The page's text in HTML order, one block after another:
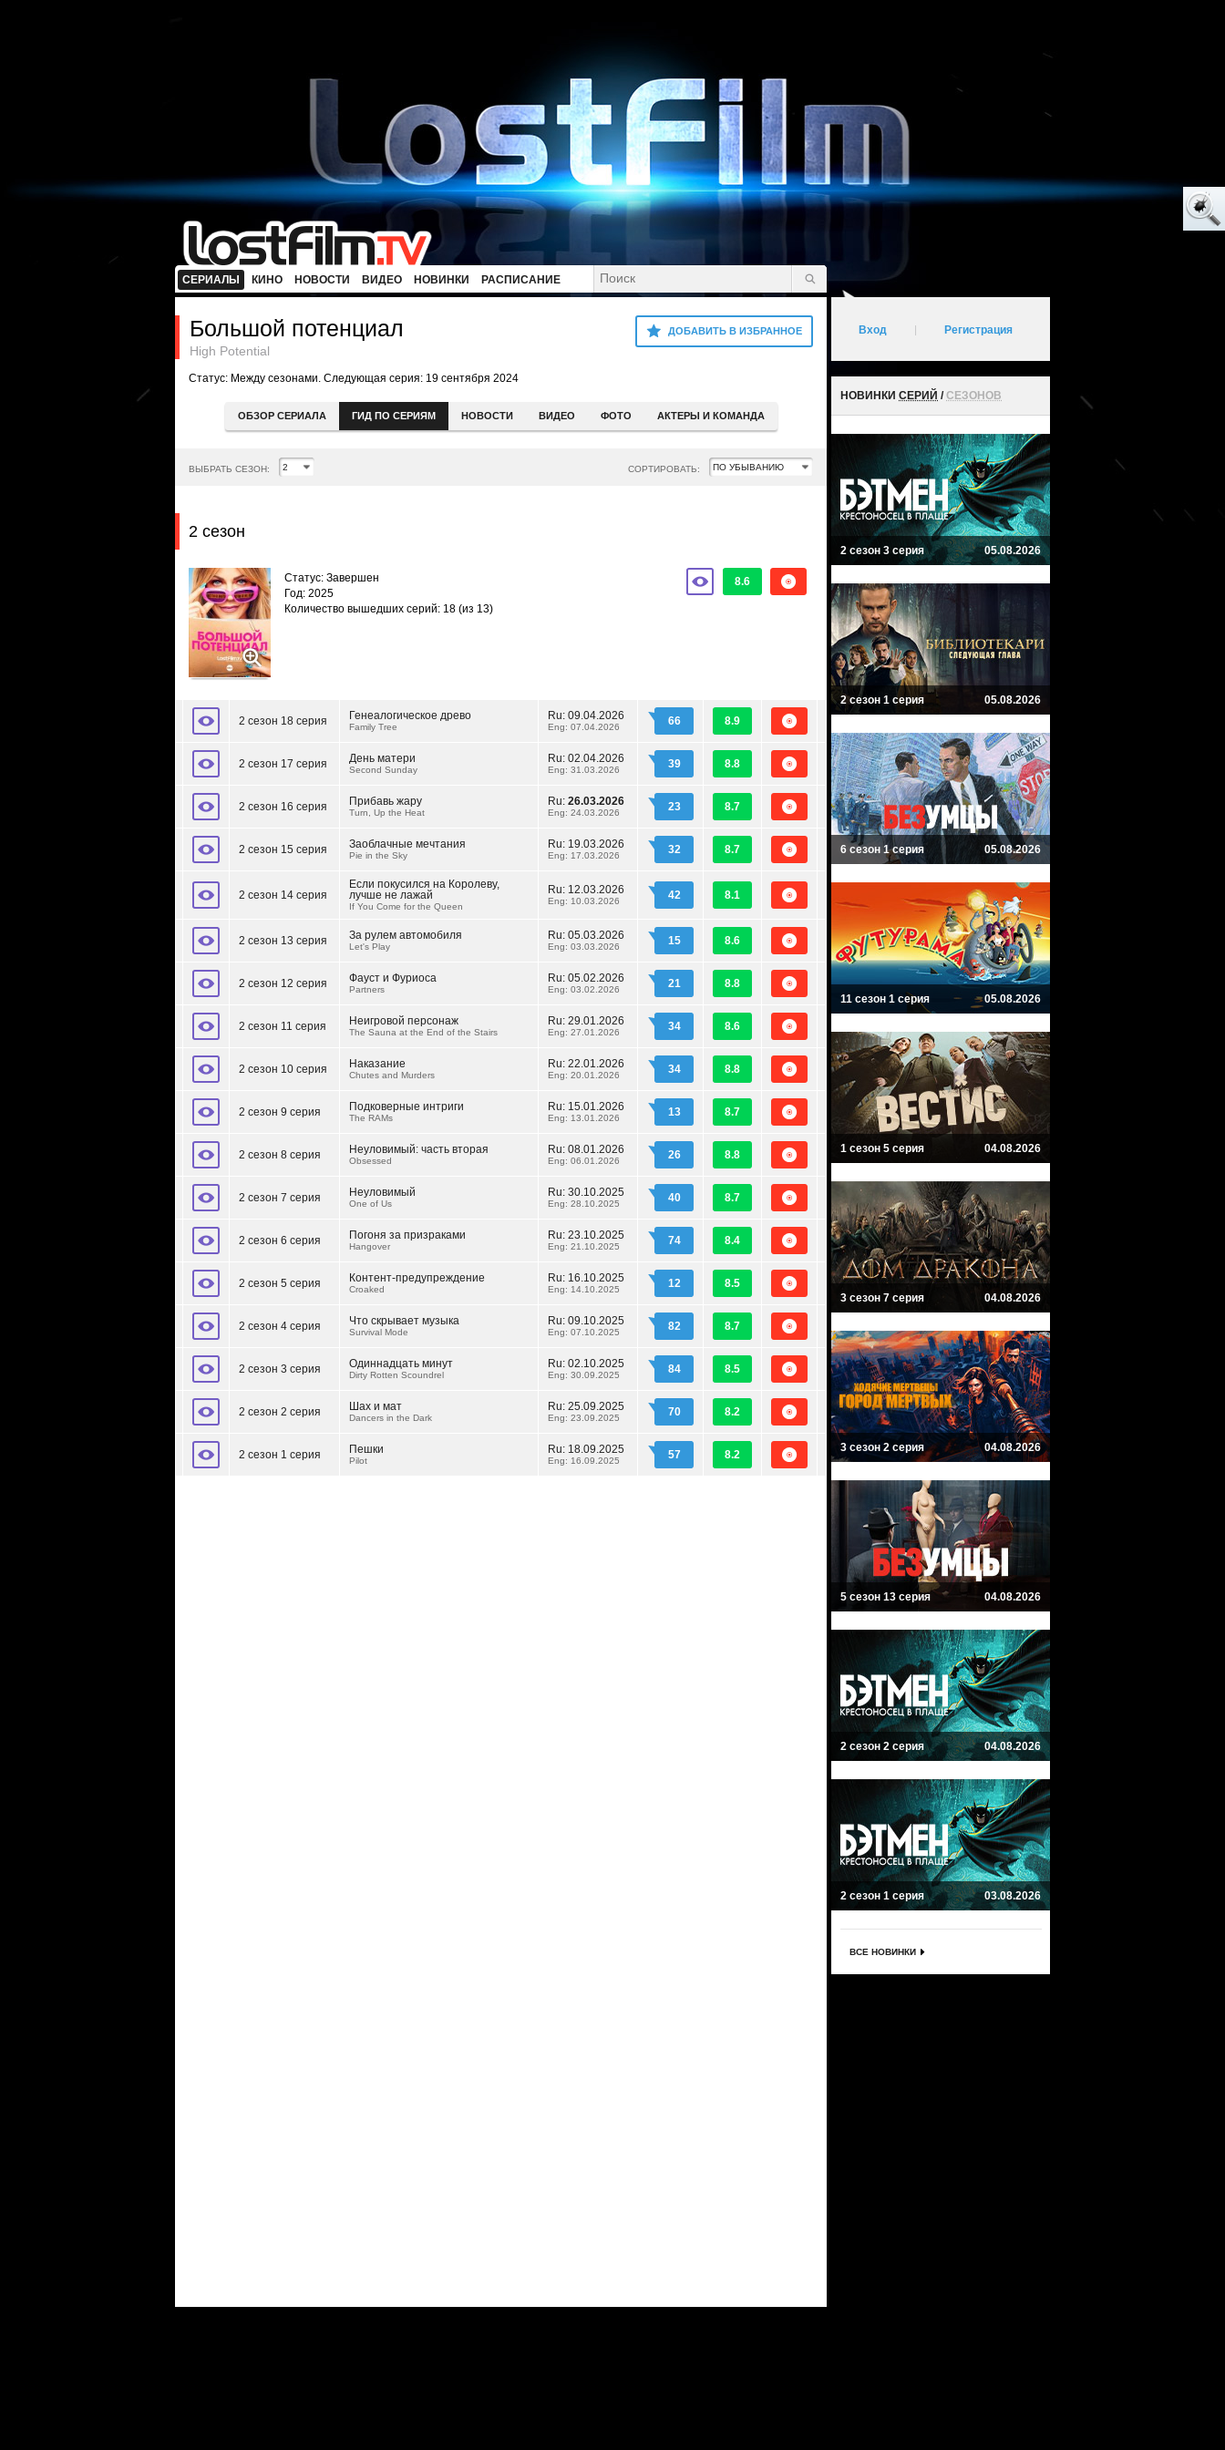
СЕРИАЛЫ КИНО НОВОСТИ ВИДЕО НОВИНКИ РАСПИСАНИЕ
ДОБАВИТЬ В ИЗБРАННОЕ
Большой потенциал
High Potential
Статус: Между сезонами. Следующая серия: 19 сентября 2024
ОБЗОР СЕРИАЛА ГИД ПО СЕРИЯМ НОВОСТИ ВИДЕО ФОТО АКТЕРЫ И КОМАНДА
ВЫБРАТЬ СЕЗОН: СОРТИРОВАТЬ:
2 сезон
8.6
Статус: Завершен
Год: 2025
Количество вышедших серий: 18 (из 13)
2 сезон 18 серия Генеалогическое древо
Family Tree
Ru: 09.04.2026
Eng: 07.04.2026 66 8.9
2 сезон 17 серия День матери
Second Sunday
Ru: 02.04.2026
Eng: 31.03.2026 39 8.8
2 сезон 16 серия Прибавь жару
Turn, Up the Heat
Ru: 26.03.2026
Eng: 24.03.2026 23 8.7
2 сезон 15 серия Заоблачные мечтания
Pie in the Sky
Ru: 19.03.2026
Eng: 17.03.2026 32 8.7
2 сезон 14 серия
Если покусился на Королеву,
лучше не лажай
If You Come for the Queen
Ru: 12.03.2026
Eng: 10.03.2026 42 8.1
2 сезон 13 серия За рулем автомобиля
Let's Play
Ru: 05.03.2026
Eng: 03.03.2026 15 8.6
2 сезон 12 серия Фауст и Фуриоса
Partners
Ru: 05.02.2026
Eng: 03.02.2026 21 8.8
2 сезон 11 серия Неигровой персонаж
The Sauna at the End of the Stairs
Ru: 29.01.2026
Eng: 27.01.2026 34 8.6
2 сезон 10 серия Наказание
Chutes and Murders
Ru: 22.01.2026
Eng: 20.01.2026 34 8.8
2 сезон 9 серия Подковерные интриги
The RAMs
Ru: 15.01.2026
Eng: 13.01.2026 13 8.7
2 сезон 8 серия Неуловимый: часть вторая
Obsessed
Ru: 08.01.2026
Eng: 06.01.2026 26 8.8
2 сезон 7 серия Неуловимый
One of Us
Ru: 30.10.2025
Eng: 28.10.2025 40 8.7
2 сезон 6 серия Погоня за призраками
Hangover
Ru: 23.10.2025
Eng: 21.10.2025 74 8.4
2 сезон 5 серия Контент-предупреждение
Croaked
Ru: 16.10.2025
Eng: 14.10.2025 12 8.5
2 сезон 4 серия Что скрывает музыка
Survival Mode
Ru: 09.10.2025
Eng: 07.10.2025 82 8.7
2 сезон 3 серия Одиннадцать минут
Dirty Rotten Scoundrel
Ru: 02.10.2025
Eng: 30.09.2025 84 8.5
2 сезон 2 серия Шах и мат
Dancers in the Dark
Ru: 25.09.2025
Eng: 23.09.2025 70 8.2
2 сезон 1 серия Пешки
Pilot
Ru: 18.09.2025
Eng: 16.09.2025 57 8.2
Вход Регистрация
НОВИНКИ СЕРИЙ /СЕЗОНОВ
2 сезон 3 серия 05.08.2026
2 сезон 1 серия 05.08.2026
6 сезон 1 серия 05.08.2026
11 сезон 1 серия 05.08.2026
1 сезон 5 серия 04.08.2026
3 сезон 7 серия 04.08.2026
3 сезон 2 серия 04.08.2026
5 сезон 13 серия 04.08.2026
2 сезон 2 серия 04.08.2026
2 сезон 1 серия 03.08.2026
ВСЕ НОВИНКИ